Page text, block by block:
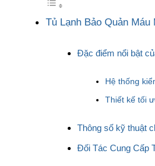
Tủ Lạnh Bảo Quản
Đặc điểm nổi bật
Hệ thống
Thiết kế tối
Thông số kỹ thuật
Đối Tác Cung Cấp